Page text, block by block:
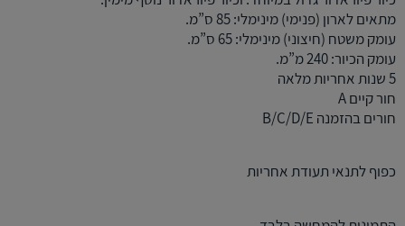
מתאים לארון (פנימי) מינימלי: 85 ס”מ.
עומק משטח (חיצוני) מינימלי: 65 ס”מ.
עומק הכיור: 240 מ”מ.
5 שנות אחריות מלאה
חור קיים A
חורים בהזמנה B/C/D/E
כפוף לתנאי תעודת אחריות